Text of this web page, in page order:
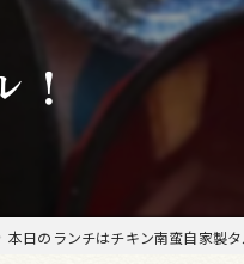
隠れ家
一人
ランチ
！
本日のランチはチキン南蛮自家製タ